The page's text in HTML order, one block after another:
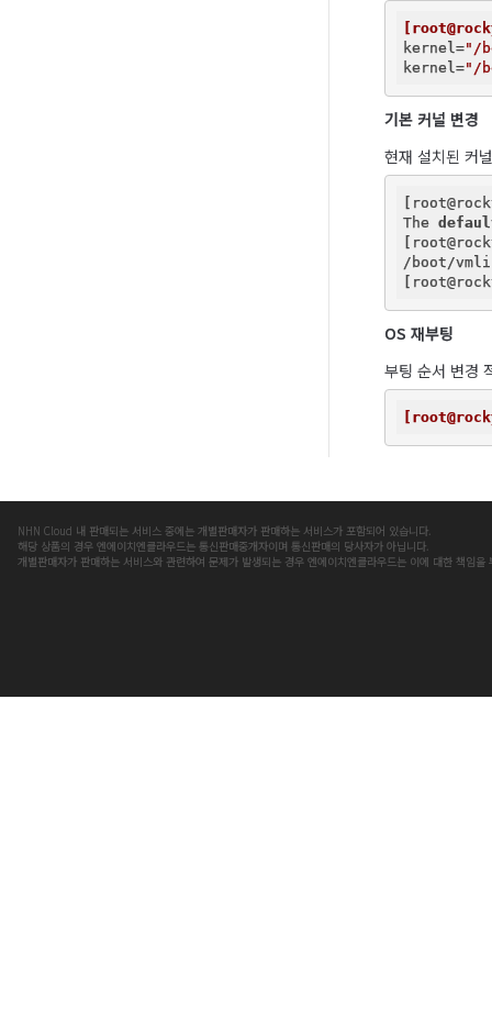
kernel ="/
kernel ="/
기본 커널 변경
현재 설치된 커
The
/boot/
OS 재부팅
부팅 순서 변경
NHN Cloud 내 판매되는 서비스 중에는 개별판매자가 판매하는 서비스가 포함되어 있습니다.
해당 상품의 경우 엔에이치엔클라우드는 통신판매중개자이며 통신판매의 당사자가 아닙니다.
개별판매자가 판매하는 서비스와 관련하여 문제가 발생되는 경우 엔에이치엔클라우드는 이에 대한 책임을